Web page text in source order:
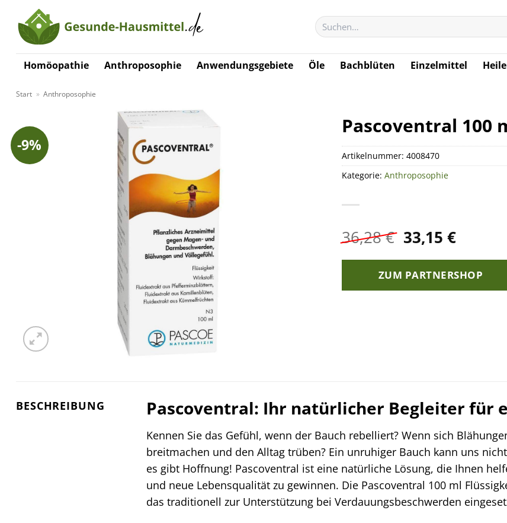
Inhalt
springen
Suchen
nach:
Homöopathie Anthroposophie Anwendungsgebiete Öle Bachblüten Einzelmittel
Start » Anthroposophie
-9%
Pascoventral 100
36,28€ Ursprünglicher
Preis
war:
36,28 €
33,15 €
ist:
33,15 €.
ZUM PARTNERSHOP
Artikelnummer: 4008470
Kategorie: Anthroposophie
BESCHREIBUNG Pascoventral: Ihr natürlicher Begleiter für
Kennen Sie das Gefühl, wenn der Bauch rebelliert? Wenn sich
breitmachen und den Alltag trüben? Ein unruhiger Bauch kann uns
es gibt Hoffnung! Pascoventral ist eine natürliche Lösung, die Ihnen
und neue Lebensqualität zu gewinnen. Die Pascoventral 100 ml
das traditionell zur Unterstützung bei Verdauungsbeschwerden